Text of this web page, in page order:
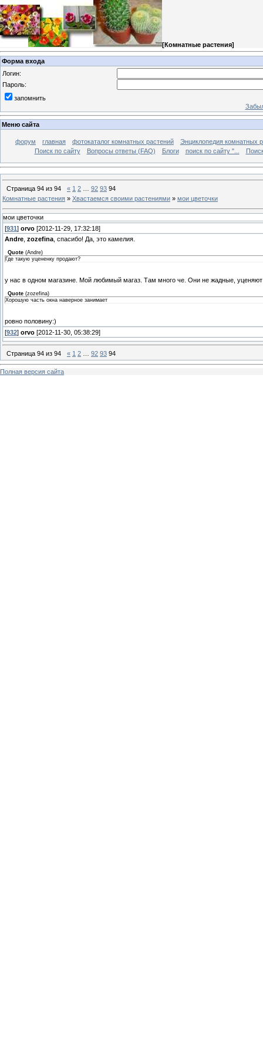
[Комнатные растения]
Форма входа
Логин:
Пароль:
запомнить
Меню сайта
форум главная фотокаталог комнатных растений
Энциклопедия комнатных
Поиск по сайту
Вопросы ответы (FAQ) Блоги поиск по сайту "...
Страница 94 из 94 « 1 2 92 93 94
Комнатные растения » Хвастаемся своими растениями » мои цветочки
мои цветочки
[931] orvo [2012-11-29, 17:32:18]
Andre zozefina , спасибо! Да, это камелия.
Quote (Andre)
Где такую уцененку продают?
у нас в одном магазине. Мой любимый магаз. Там много че. Они не жадные,
Quote (zozefina)
Хорошую часть окна наверное занимает
ровно половину:)
[932] orvo [2012-11-30, 05:38:29]
Страница 94 из 94 « 1 2 92 93 94
Полная версия сайта